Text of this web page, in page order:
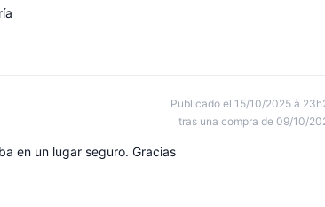
Publicado el 15/10/2025 à
tras una compra de 09/10/
en un lugar seguro. Gracias